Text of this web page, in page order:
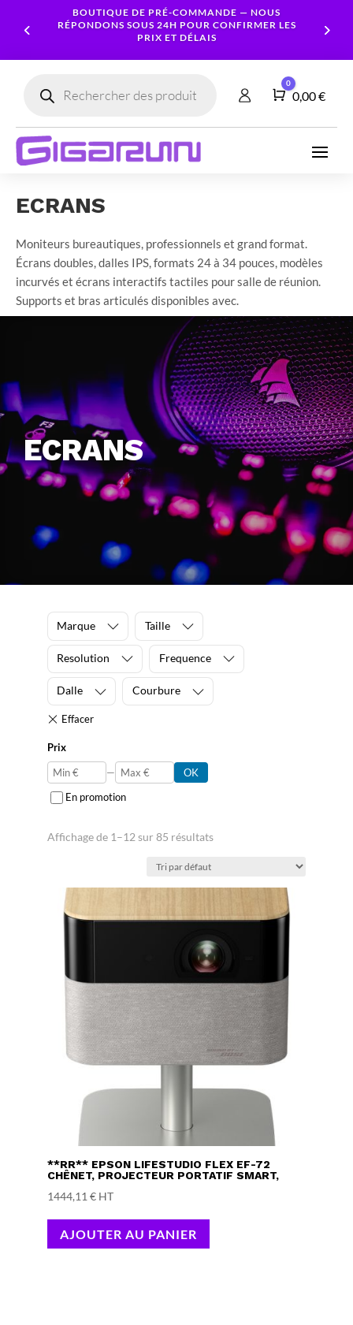
BOUTIQUE DE PRÉ-COMMANDE — NOUS
RÉPONDONS SOUS 24H POUR CONFIRMER LES
PRIX ET DÉLAIS
produits
Panier
0
0,00€
ECRANS
Moniteurs bureautiques, professionnels et grand format.
Écrans doubles, dalles IPS, formats 24 à 34 pouces, modèles
incurvés et écrans interactifs tactiles pour salle de réunion.
Supports et bras articulés disponibles avec.
ECRANS
Marque Taille
Resolution Frequence
Dalle Courbure
Prix
—
OK
En promotion
Affichage de 1–12 sur 85 résultats
**RR** EPSON LIFESTUDIO FLEX EF-72
CHÊNET, PROJECTEUR PORTATIF SMART,
1444,11 € HT
AJOUTER AU PANIER
Ordinateurs
Ordinateurs
Fixes
Workstation
Processeur
Graphique
RAM
Stockage
Alimentations
PC
Réseau
Serveurs
Onduleurs
connectées